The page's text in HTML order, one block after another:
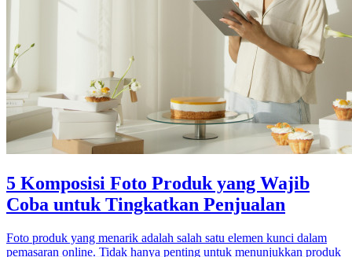
5 Komposisi Foto Produk yang Wajib
Coba untuk Tingkatkan Penjualan
Foto produk yang menarik adalah salah satu elemen kunci dalam
pemasaran online. Tidak hanya penting untuk menunjukkan produk